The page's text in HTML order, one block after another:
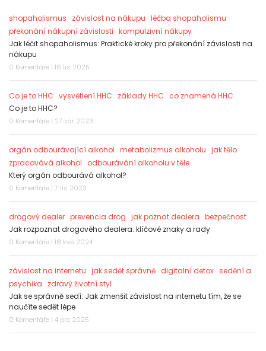
shopaholismus závislost na nákupu léčba shopaholismu
překonání nákupní závislosti kompulzivní nákupy
Jak léčit shopaholismus: Praktické kroky pro překonání závislosti na
nákupu
0 Komentáře | 16 lis 2025
Co je to HHC vysvětlení HHC základy HHC
co znamená HHC
Co je to HHC?
0 Komentáře | 27 zář 2023
orgán odbourávající alkohol metabolizmus alkoholu jak tělo
zpracovává alkohol
odbourávání alkoholu v těle
Který orgán odbourává alkohol?
0 Komentáře | 7 lis 2023
drogový dealer prevencia drog jak poznat dealera bezpečnost
Jak rozpoznat drogového dealera: klíčové znaky a rady
0 Komentáře | 18 kvě 2024
závislost na internetu jak sedět správně digitalní detox sedění a
psychika
zdravý životní styl
Jak se správně sedí: Jak zmenšit závislost na internetu tím, že se
naučíte sedět lépe
0 Komentáře | 4 pro 2025